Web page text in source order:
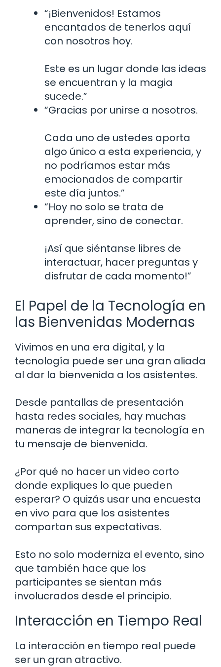
“¡Bienvenidos! Estamos
encantados de tenerlos aquí
con nosotros hoy.
Este es un lugar donde las ideas
se encuentran y la magia
sucede.”
“Gracias por unirse a nosotros.
Cada uno de ustedes aporta
algo único a esta experiencia, y
no podríamos estar más
emocionados de compartir
este día juntos.”
“Hoy no solo se trata de
aprender, sino de conectar.
¡Así que siéntanse libres de
interactuar, hacer preguntas y
disfrutar de cada momento!”
El Papel de la Tecnología en
las Bienvenidas Modernas
Vivimos en una era digital, y la
tecnología puede ser una gran aliada
al dar la bienvenida a los asistentes.
Desde pantallas de presentación
hasta redes sociales, hay muchas
maneras de integrar la tecnología en
tu mensaje de bienvenida.
¿Por qué no hacer un video corto
donde expliques lo que pueden
esperar? O quizás usar una encuesta
en vivo para que los asistentes
compartan sus expectativas.
Esto no solo moderniza el evento, sino
que también hace que los
participantes se sientan más
involucrados desde el principio.
Interacción en Tiempo Real
La interacción en tiempo real puede
ser un gran atractivo.